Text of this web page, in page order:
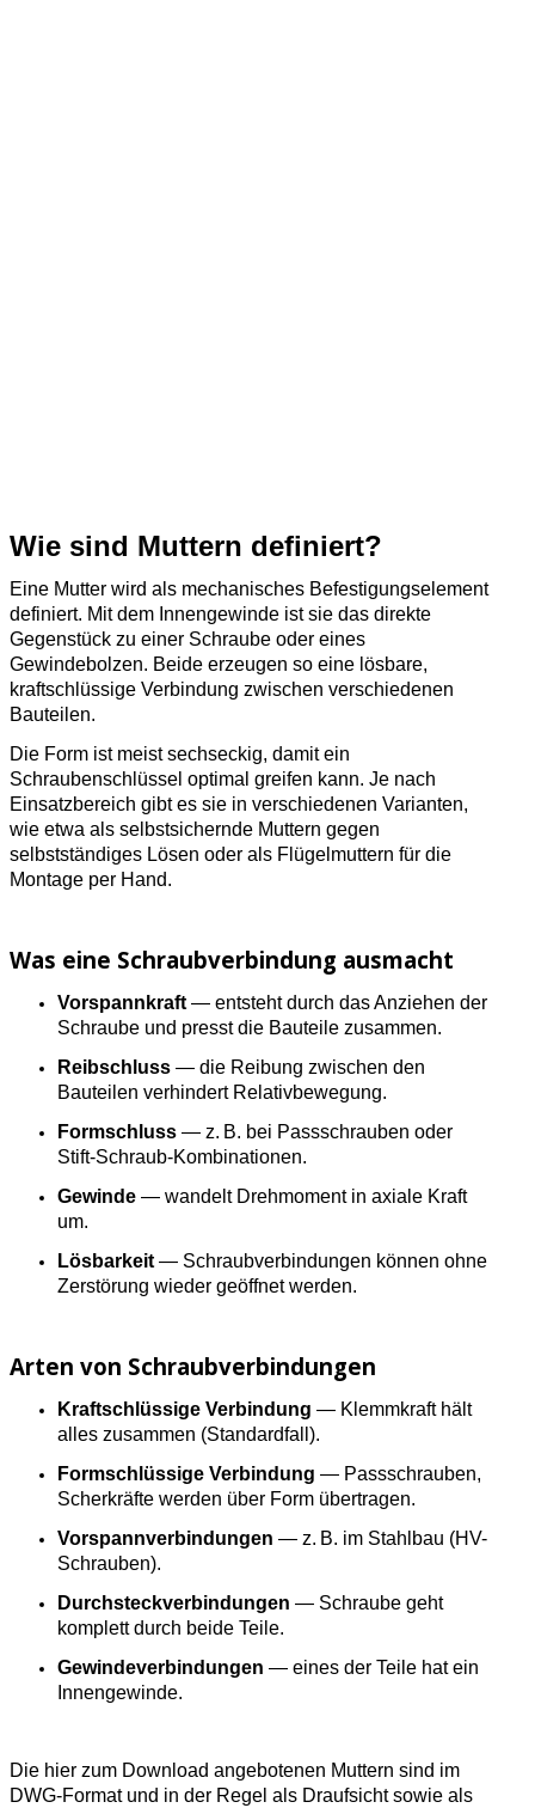
Wie sind Muttern definiert?
Eine Mutter wird als mechanisches Befestigungselement
definiert. Mit dem Innengewinde ist sie das direkte
Gegenstück zu einer Schraube oder eines
Gewindebolzen. Beide erzeugen so eine lösbare,
kraftschlüssige Verbindung zwischen verschiedenen
Bauteilen.
Die Form ist meist sechseckig, damit ein
Schraubenschlüssel optimal greifen kann. Je nach
Einsatzbereich gibt es sie in verschiedenen Varianten,
wie etwa als selbstsichernde Muttern gegen
selbstständiges Lösen oder als Flügelmuttern für die
Montage per Hand.
Was eine Schraubverbindung ausmacht
Vorspannkraft — entsteht durch das Anziehen der
Schraube und presst die Bauteile zusammen.
Reibschluss — die Reibung zwischen den
Bauteilen verhindert Relativbewegung.
Formschluss — z. B. bei Passschrauben oder
Stift-Schraub-Kombinationen.
Gewinde — wandelt Drehmoment in axiale Kraft
um.
Lösbarkeit — Schraubverbindungen können ohne
Zerstörung wieder geöffnet werden.
Arten von Schraubverbindungen
Kraftschlüssige Verbindung — Klemmkraft hält
alles zusammen (Standardfall).
Formschlüssige Verbindung — Passschrauben,
Scherkräfte werden über Form übertragen.
Vorspannverbindungen — z. B. im Stahlbau (HV-
Schrauben).
Durchsteckverbindungen — Schraube geht
komplett durch beide Teile.
Gewindeverbindungen — eines der Teile hat ein
Innengewinde.
Die hier zum Download angebotenen Muttern sind im
DWG-Format und in der Regel als Draufsicht sowie als